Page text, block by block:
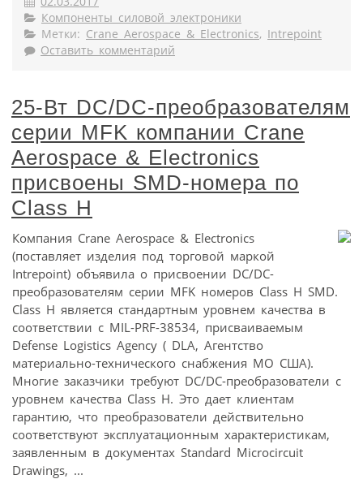
Компоненты силовой электроники
Метки: Crane Aerospace & Electronics, Intrepoint
Оставить комментарий
25-Вт DC/DC-преобразователям
серии MFK компании Crane
Aerospace & Electronics
присвоены SMD-номера по
Class H
Компания Crane Aerospace & Electronics
(поставляет изделия под торговой маркой
Intrepoint) объявила о присвоении DC/DC-
преобразователям серии MFK номеров Class H SMD.
Class H является стандартным уровнем качества в
соответствии с MIL-PRF-38534, присваиваемым
Defense Logistics Agency ( DLA, Агентство
материально-технического снабжения МО США).
Многие заказчики требуют DC/DC-преобразователи с
уровнем качества Class H. Это дает клиентам
гарантию, что преобразователи действительно
соответствуют эксплуатационным характеристикам,
заявленным в документах Standard Microcircuit
Drawings, ...